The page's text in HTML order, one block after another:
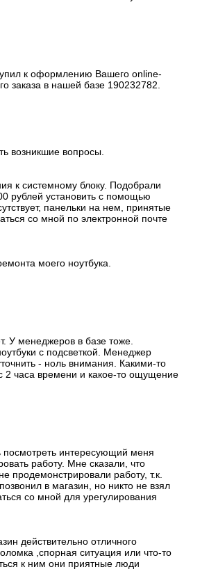
к оформлению Вашего online-
заказа в нашей базе 190232782.
возникшие вопросы.
к системному блоку. Подобрали
рублей установить с помощью
панельки на нем, принятые
со мной по электронной почте
моего ноутбука.
У менеджеров в базе тоже.
с подсветкой. Менеджер
- ноль внимания. Какими-то
2 часа времени и какое-то ощущение
посмотреть интересующий меня
работу. Мне сказали, что
продемонстрировали работу, т.к.
в магазин, но никто не взял
со мной для урегулирования
действительно отличного
,спорная ситуация или что-то
к ним они приятные люди